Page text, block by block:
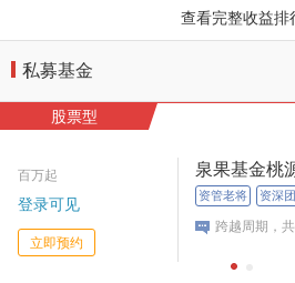
查看完整收益排
私募基金
股票型
百万起
登录可见
立即预约
泉果基金桃
资管老将 资深
跨越周期，